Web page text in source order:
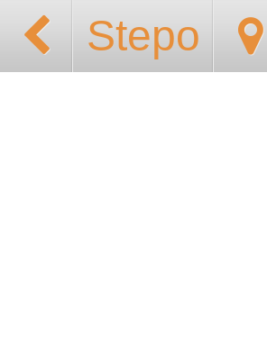
Stepo